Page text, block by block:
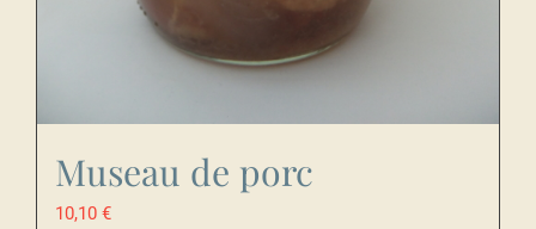
Museau de porc
10,10 €